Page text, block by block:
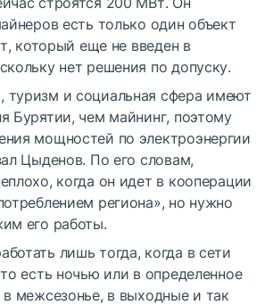
есть только один объект
который еще не введен в
нет решения по допуску.
и социальная сфера имеют
Бурятии, чем майнинг, поэтому
мощностей по электроэнергии
Цыденов. По его словам,
когда он идет в кооперации
региона», но нужно
его работы.
лишь тогда, когда в сети
есть ночью или в определенное
межсезонье, в выходные и так